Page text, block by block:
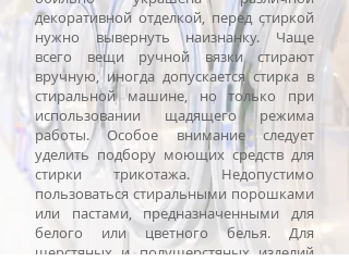
декоративной отделкой, перед стиркой
нужно вывернуть наизнанку. Чаще
всего вещи ручной вязки стирают
вручную, иногда допускается стирка в
стиральной машине, но только при
использовании щадящего режима
работы. Особое внимание следует
уделить подбору моющих средств для
стирки трикотажа. Недопустимо
пользоваться стиральными порошками
или пастами, предназначенными для
белого или цветного белья. Для
шерстяных и полушерстяных изделий